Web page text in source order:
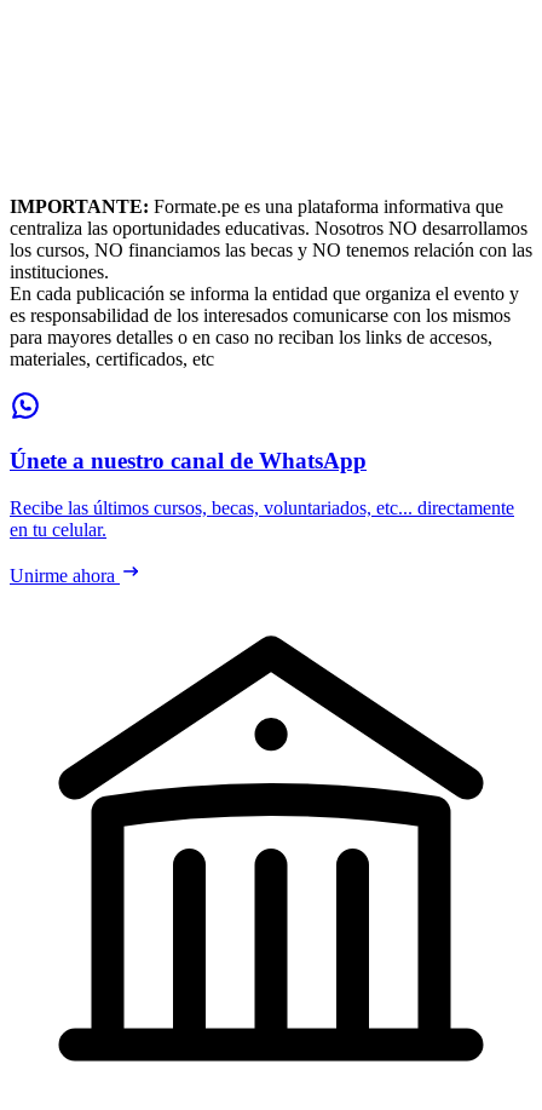
IMPORTANTE: Formate.pe es una plataforma informativa que
centraliza las oportunidades educativas. Nosotros NO desarrollamos
los cursos, NO financiamos las becas y NO tenemos relación con las
instituciones.
En cada publicación se informa la entidad que organiza el evento y
es responsabilidad de los interesados comunicarse con los mismos
para mayores detalles o en caso no reciban los links de accesos,
materiales, certificados, etc
Únete a nuestro canal de WhatsApp
Recibe las últimos cursos, becas, voluntariados, etc... directamente
en tu celular.
Unirme ahora